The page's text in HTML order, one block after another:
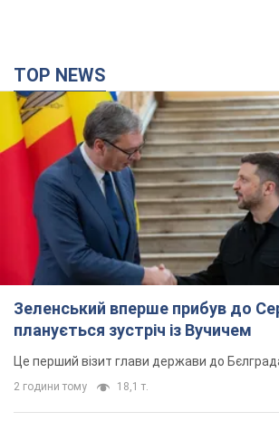
Зеленський вперше прибув до
планується зустріч із Вучичем
Це перший візит глави держави до
2 години тому 18,1 т.
Третій армійський корпус
російських окупантів на
критичний дискомфорт: як це
Це зараз переростає у кризу для всього
4 години тому 50,5 т.
В окупованій Ялті прогриміли
валить чорний дим. Фото і відео